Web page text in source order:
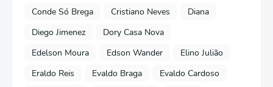
Conde Só Brega
Cristiano Neves
Diana
Diego Jimenez
Dory Casa Nova
Edelson Moura
Edson Wander
Elino Julião
Eraldo Reis
Evaldo Braga
Evaldo Cardoso